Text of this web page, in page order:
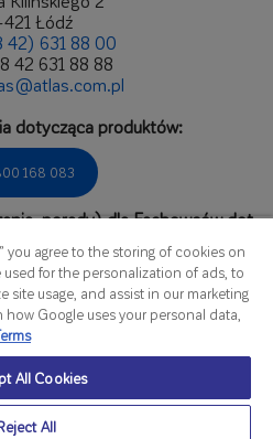
421 Łódź
42) 631 88 00
42 631 88 88
dotycząca produktów:
168 083
porady) dla Fachowców dot.
Obsługi Fachowca:
536 166 809
do piątku
od 8.00 do 16.00
mapa kontaktów
you agree to the storing of cookies on
for the personalization of ads, to
site usage, and assist in our marketing
Google uses your personal data,
All Cookies
All